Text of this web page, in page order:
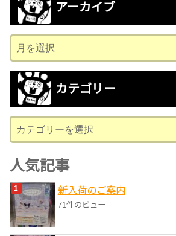
アーカイブ
ー
カ
ブ
カテゴリー
テ
ゴ
リ
ー
人気記事
新入荷のご案内
71件のビュー